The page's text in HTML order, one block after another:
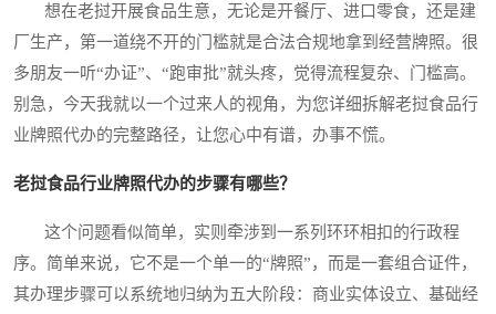
想在老挝开展食品生意，无论是开餐厅、进口零食，还是建
厂生产，第一道绕不开的门槛就是合法合规地拿到经营牌照。很
多朋友一听“办证”、“跑审批”就头疼，觉得流程复杂、门槛高。
别急，今天我就以一个过来人的视角，为您详细拆解老挝食品行
业牌照代办的完整路径，让您心中有谱，办事不慌。
老挝食品行业牌照代办的步骤有哪些？
这个问题看似简单，实则牵涉到一系列环环相扣的行政程
序。简单来说，它不是一个单一的“牌照”，而是一套组合证件，
其办理步骤可以系统地归纳为五大阶段：商业实体设立、基础经